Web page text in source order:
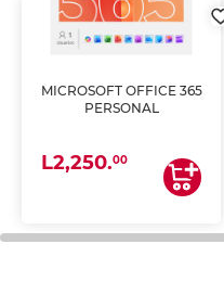
MICROSOFT OFFICE 365
PERSONAL
L2,250.00